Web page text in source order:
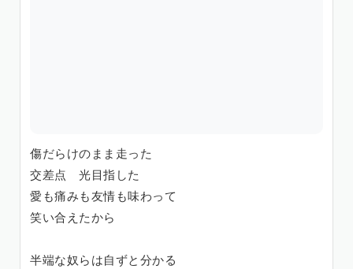
傷だらけのまま走った
交差点 光目指した
愛も痛みも友情も味わって
笑い合えたから
半端な奴らは自ずと分かる